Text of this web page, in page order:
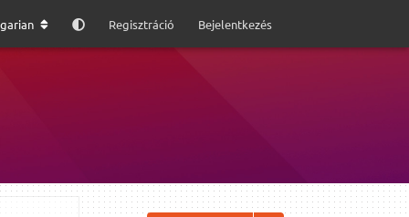
Regisztráció Bejelentkezés